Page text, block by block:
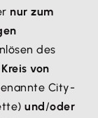
nur zum
des
von
City-
und/oder